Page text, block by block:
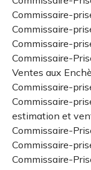
Commissaire-
Commissaire-
Commissaire-
Commissaire-
Ventes aux
Commissaire-
Commissaire-
estimation et
Commissaire-
Commissaire-
Commissaire-